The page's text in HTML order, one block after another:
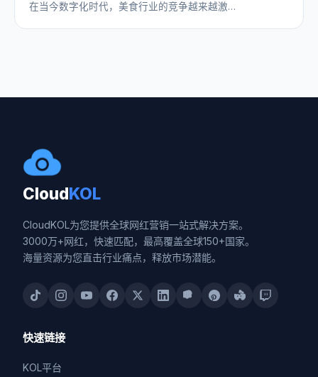
在当今数字化时代，美食行业的竞争越来越激…
CloudKOL
CloudKOL为您提供全球网红营销一站式解决方案。
3000万+网红，快速匹配，最高覆盖全球150+国家。
海量资源为您直击行业痛点，释放市场潜能。
快速链接
KOL平台